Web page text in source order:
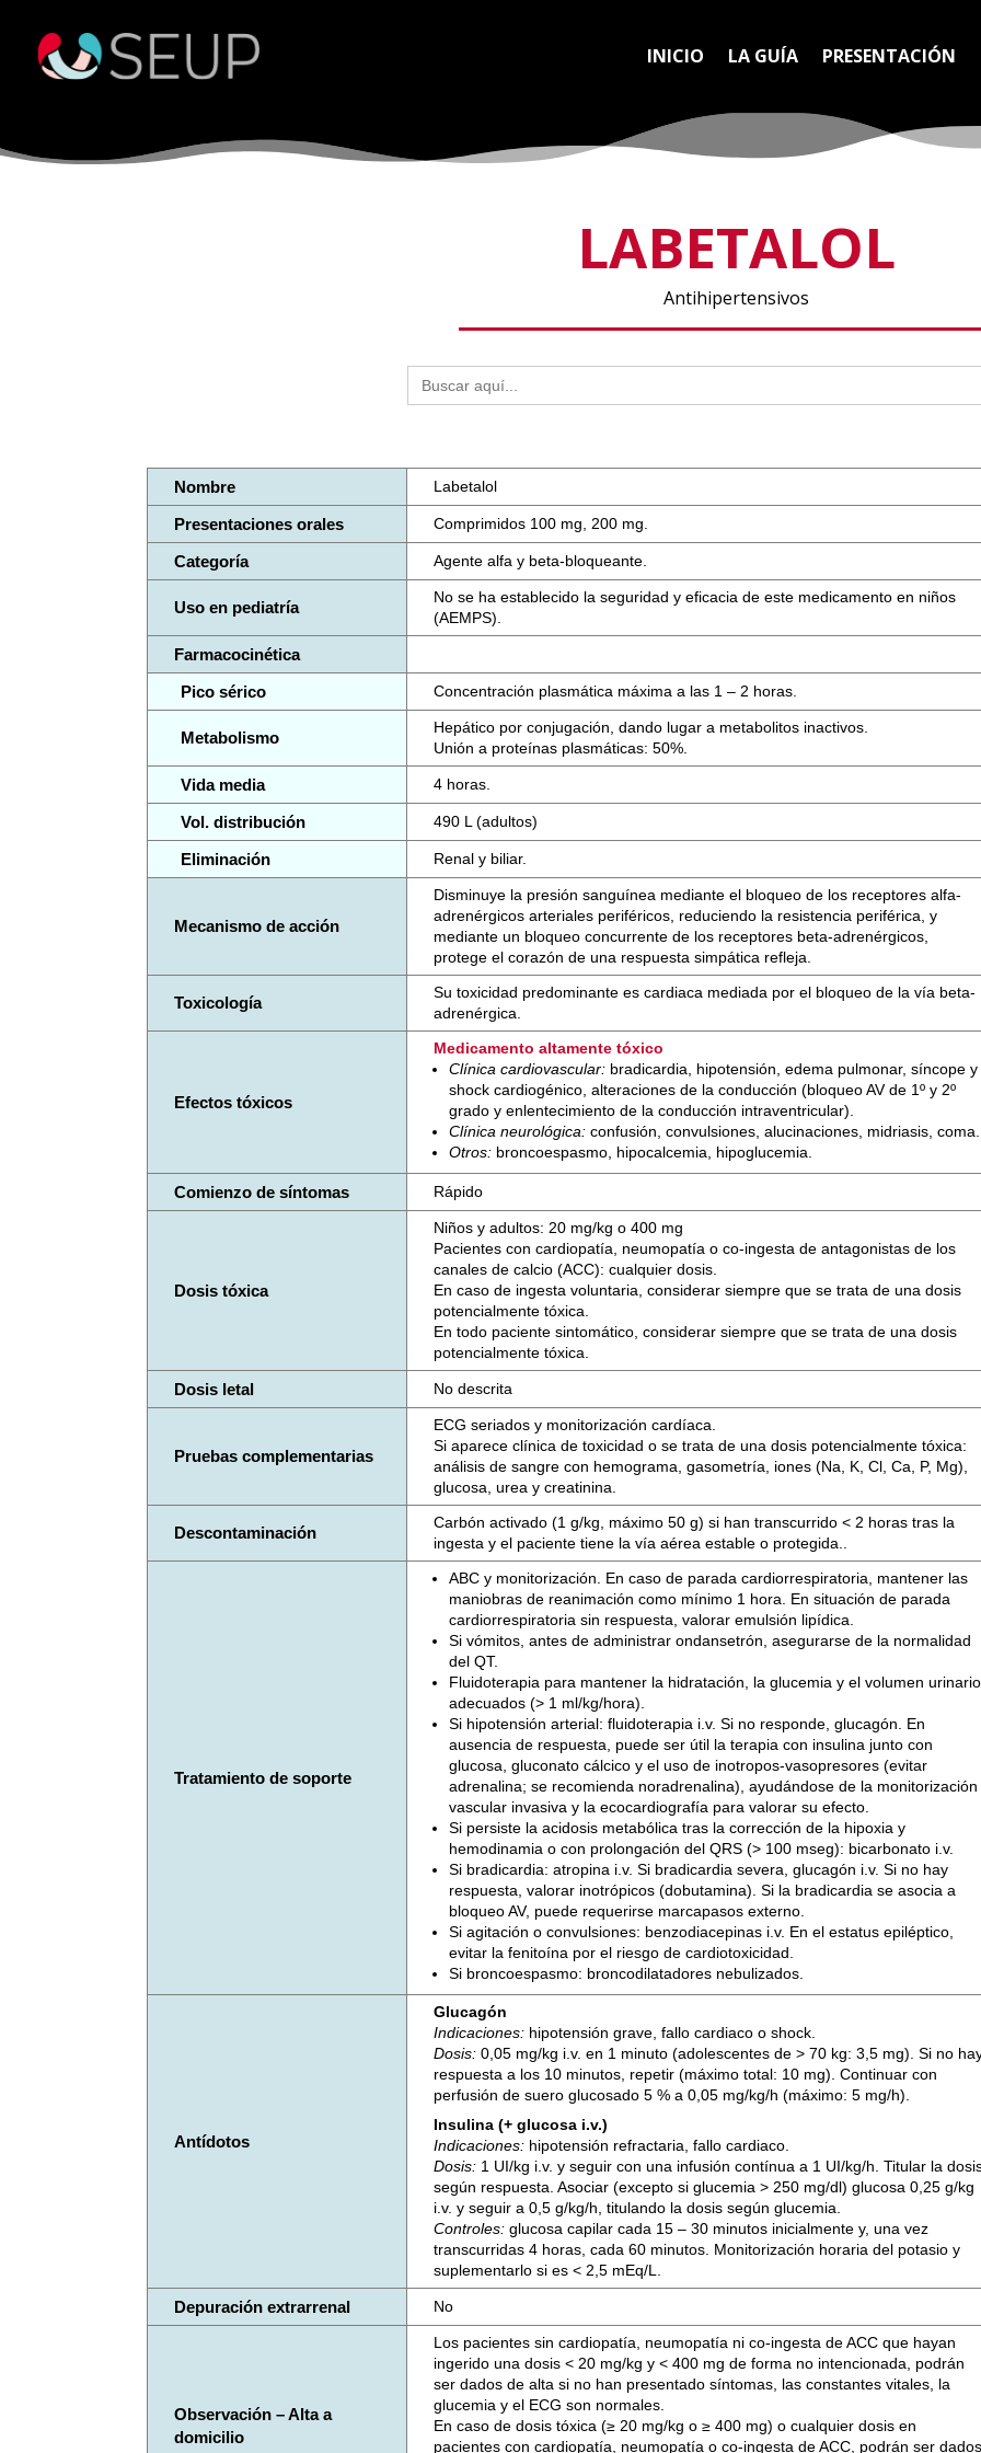
INICIO LA GUÍA PRESENTACIÓN
LABETALOL
Antihipertensivos
Buscar:
Nombre Labetalol
Presentaciones orales Comprimidos 100 mg, 200 mg.
Categoría Agente alfa y beta-bloqueante.
Uso en pediatría
No se ha establecido la seguridad y eficacia de este medicamento en niños
(AEMPS).
Farmacocinética
Pico sérico
Concentración plasmática máxima a las 1 – 2 horas.
Metabolismo
Hepático por conjugación, dando lugar a metabolitos inactivos.
Unión a proteínas plasmáticas: 50%.
Vida media 4 horas.
Vol. distribución 490 L (adultos)
Eliminación Renal y biliar.
Mecanismo de acción
Disminuye la presión sanguínea mediante el bloqueo de los receptores alfa-
adrenérgicos arteriales periféricos, reduciendo la resistencia periférica, y
mediante un bloqueo concurrente de los receptores beta-adrenérgicos,
protege el corazón de una respuesta simpática refleja.
Toxicología
Su toxicidad predominante es cardiaca mediada por el bloqueo de la vía beta-
adrenérgica.
Efectos tóxicos
Medicamento altamente tóxico
Clínica cardiovascular: bradicardia, hipotensión, edema pulmonar, síncope y
shock cardiogénico, alteraciones de la conducción (bloqueo AV de 1º y 2º
grado y enlentecimiento de la conducción intraventricular).
Clínica neurológica:confusión, convulsiones, alucinaciones, midriasis, coma.
Otros: broncoespasmo, hipocalcemia, hipoglucemia.
Comienzo de síntomas Rápido
Dosis tóxica
Niños y adultos: 20 mg/kg o 400 mg
Pacientes con cardiopatía, neumopatía o co-ingesta de antagonistas de los
canales de calcio (ACC): cualquier dosis.
En caso de ingesta voluntaria, considerar siempre que se trata de una dosis
potencialmente tóxica.
En todo paciente sintomático, considerar siempre que se trata de una dosis
potencialmente tóxica.
Dosis letal No descrita
Pruebas complementarias
ECG seriados y monitorización cardíaca.
Si aparece clínica de toxicidad o se trata de una dosis potencialmente tóxica:
análisis de sangre con hemograma, gasometría, iones (Na, K, Cl, Ca, P, Mg),
glucosa, urea y creatinina.
Descontaminación
Carbón activado (1 g/kg, máximo 50 g) si han transcurrido < 2 horas tras la
ingesta y el paciente tiene la vía aérea estable o protegida..
Tratamiento de soporte
ABC y monitorización. En caso de parada cardiorrespiratoria, mantener las
maniobras de reanimación como mínimo 1 hora. En situación de parada
cardiorrespiratoria sin respuesta, valorar emulsión lipídica.
Si vómitos, antes de administrar ondansetrón, asegurarse de la normalidad
del QT.
Fluidoterapia para mantener la hidratación, la glucemia y el volumen urinario
adecuados (> 1 ml/kg/hora).
Si hipotensión arterial: fluidoterapia i.v. Si no responde, glucagón. En
ausencia de respuesta, puede ser útil la terapia con insulina junto con
glucosa, gluconato cálcico y el uso de inotropos-vasopresores (evitar
adrenalina; se recomienda noradrenalina), ayudándose de la monitorización
vascular invasiva y la ecocardiografía para valorar su efecto.
Si persiste la acidosis metabólica tras la corrección de la hipoxia y
hemodinamia o con prolongación del QRS (> 100 mseg): bicarbonato i.v.
Si bradicardia: atropina i.v. Si bradicardia severa, glucagón i.v. Si no hay
respuesta, valorar inotrópicos (dobutamina). Si la bradicardia se asocia a
bloqueo AV, puede requerirse marcapasos externo.
Si agitación o convulsiones: benzodiacepinas i.v. En el estatus epiléptico,
evitar la fenitoína por el riesgo de cardiotoxicidad.
Si broncoespasmo: broncodilatadores nebulizados.
Antídotos
Glucagón
Indicaciones: hipotensión grave, fallo cardiaco o shock.
Dosis:0,05 mg/kg i.v. en 1 minuto (adolescentes de > 70 kg: 3,5 mg). Si no
respuesta a los 10 minutos, repetir (máximo total: 10 mg). Continuar con
perfusión de suero glucosado 5 % a 0,05 mg/kg/h (máximo: 5 mg/h).
Insulina (+ glucosa i.v.)
Indicaciones: hipotensión refractaria, fallo cardiaco.
Dosis: 1 UI/kg i.v. y seguir con una infusión contínua a 1 UI/kg/h. Titular la
según respuesta. Asociar (excepto si glucemia > 250 mg/dl) glucosa 0,25 g/kg
i.v. y seguir a 0,5 g/kg/h, titulando la dosis según glucemia.
Controles: glucosa capilar cada 15 – 30 minutos inicialmente y, una vez
transcurridas 4 horas, cada 60 minutos. Monitorización horaria del potasio y
suplementarlo si es < 2,5 mEq/L.
Depuración extrarrenal No
Observación – Alta a
domicilio
Los pacientes sin cardiopatía, neumopatía ni co-ingesta de ACC que hayan
ingerido una dosis < 20 mg/kg y < 400 mg de forma no intencionada, podrán
ser dados de alta si no han presentado síntomas, las constantes vitales, la
glucemia y el ECG son normales.
En caso de dosis tóxica (≥ 20 mg/kg o ≥ 400 mg) o cualquier dosis en
pacientes con cardiopatía, neumopatía o co-ingesta de ACC, podrán ser dados